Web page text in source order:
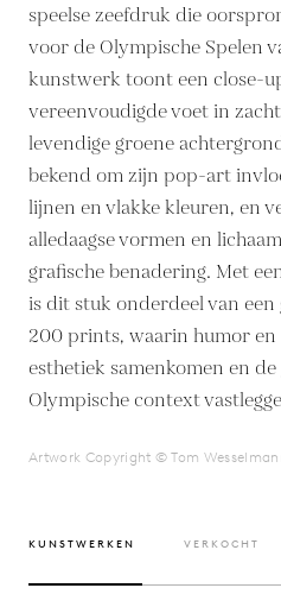
speelse zeefdruk die
voor de Olympische Spelen
kunstwerk toont een close-
vereenvoudigde voet in
levendige groene
bekend om zijn pop-art
lijnen en vlakke kleuren, en
alledaagse vormen en
grafische benadering. Met
is dit stuk onderdeel van
200 prints, waarin humor en
esthetiek samenkomen en
Olympische context
Artwork Copyright © Tom
KUNSTWERKEN VERKOCHT